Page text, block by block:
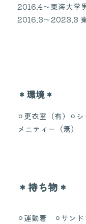
2016.4〜東海大学
2016.3〜2023.3
＊環境＊
⚪︎更衣室（有）⚪︎
メニティー（無）
＊持ち物＊
⚪︎運動着　⚪︎サン